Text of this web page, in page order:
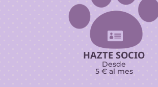

HAZTE SOCIO
Desde
5 € al mes